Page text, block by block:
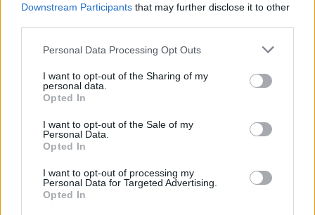
Downstream Participants that may further disclose it to other
Please note that this website/app uses one or more Google
not limited to your visit or usage behaviour. You may click to
grant or deny consent to Google and its third-party tags to
use your data for below specified purposes in below Google
consent section.
Personal Data Processing Opt Outs
I want to opt-out of the Sharing of my
personal data.
Opted In
I want to opt-out of the Sale of my
Personal Data.
Opted In
I want to opt-out of processing my
Personal Data for Targeted Advertising.
Opted In
Vedi su Amazon
3)Yoins canotta estivo donna
tatto e da indossare ogni giorno. Senza maniche,
con orlo aderente. Un modello realizzato in
poliestere e cotone con scollo incrociato sul
davanti. Adatto per la sera e le feste. Un capo da
Disponibile con lo sconto del 20%.